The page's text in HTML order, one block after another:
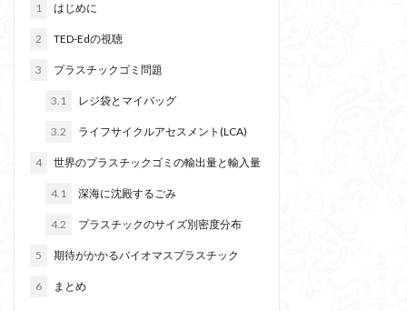
1 はじめに
2 TED-Edの視聴
3 プラスチックゴミ問題
3.1 レジ袋とマイバッグ
3.2 ライフサイクルアセスメント(LCA)
4 世界のプラスチックゴミの輸出量と輸入量
4.1 深海に沈殿するごみ
4.2 プラスチックのサイズ別密度分布
5 期待がかかるバイオマスプラスチック
6 まとめ